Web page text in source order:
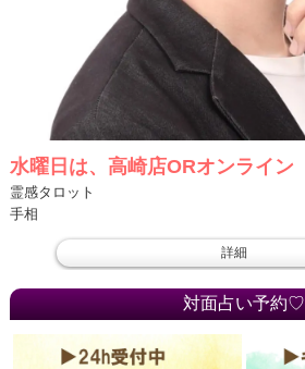
水曜日は、高崎店ORオンライン
霊感タロット
手相
詳細
対面占い予約♡